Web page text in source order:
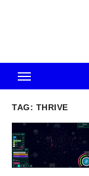
TAG: THRIVE